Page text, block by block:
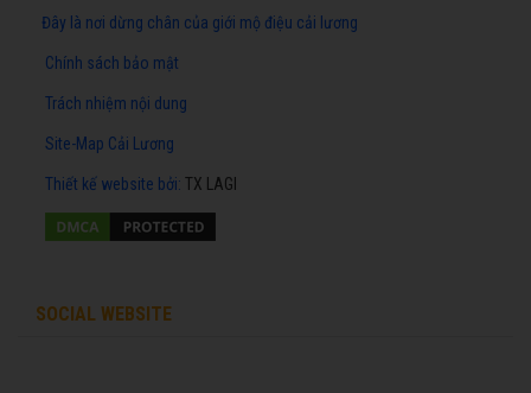
Đây là nơi dừng chân của giới mộ điệu cải lương
Chính sách bảo mật
Trách nhiệm nội dung
Site-Map Cải Lương
Thiết kế website bởi: TX LAGI
SOCIAL WEBSITE